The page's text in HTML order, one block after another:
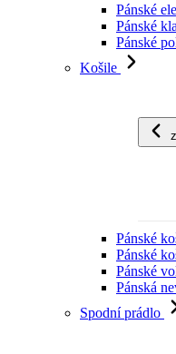
Pánské
Pánské
Pánské
Košile
Pánské
Pánské
Pánské
Pánská
Spodní prádlo